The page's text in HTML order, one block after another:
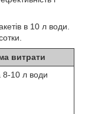
в 10 л води.
витрати
8-10 л води